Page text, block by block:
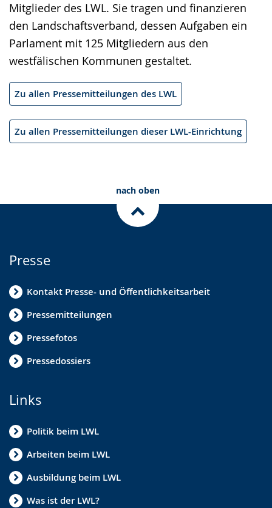
Mitglieder des LWL. Sie tragen und finanzieren
den Landschaftsverband, dessen Aufgaben ein
Parlament mit 125 Mitgliedern aus den
westfälischen Kommunen gestaltet.
Zu allen Pressemitteilungen des LWL
Zu allen Pressemitteilungen dieser LWL-Einrichtung
nach oben
Presse
Kontakt Presse- und Öffentlichkeitsarbeit
Pressemitteilungen
Pressefotos
Pressedossiers
Links
Politik beim LWL
Arbeiten beim LWL
Ausbildung beim LWL
Was ist der LWL?